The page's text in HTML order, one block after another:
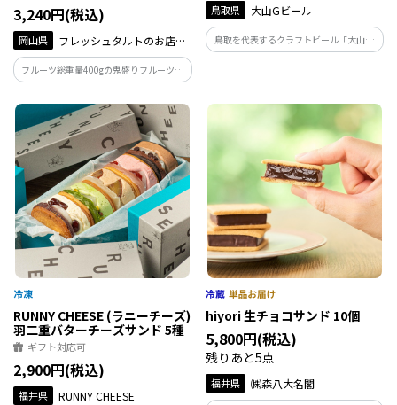
3,240円(税込)
岡山県
フレッシュタルトのお店
STYLE
フルーツ総重量400gの鬼盛りフルーツタ
ルト5号（15cm）です。フルーツは5種類
（いちご、みかん、若桃、マンゴー、洋
梨）使用しています。総重量は1000ｇあ
ります。
鳥取県 大山Gビール
鳥取を代表するクラフトビール「大山Ｇ
ビール」とＪＲ西日本とのコラボ商
のビールをお楽しみください。
RUNNY CHEESE (ラニーチーズ)
羽二重バターチーズサンド 5種
ギフト対応可
2,900円(税込)
福井県 RUNNY CHEESE
hiyori 生チョコサンド 10個
5,800円(税込)
残りあと5点
福井県 ㈱森八大名閣